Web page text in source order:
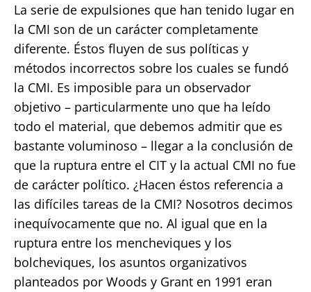
La serie de expulsiones que han tenido lugar en
la CMI son de un carácter completamente
diferente. Éstos fluyen de sus políticas y
métodos incorrectos sobre los cuales se fundó
la CMI. Es imposible para un observador
objetivo – particularmente uno que ha leído
todo el material, que debemos admitir que es
bastante voluminoso – llegar a la conclusión de
que la ruptura entre el CIT y la actual CMI no fue
de carácter político. ¿Hacen éstos referencia a
las difíciles tareas de la CMI? Nosotros decimos
inequívocamente que no. Al igual que en la
ruptura entre los mencheviques y los
bolcheviques, los asuntos organizativos
planteados por Woods y Grant en 1991 eran